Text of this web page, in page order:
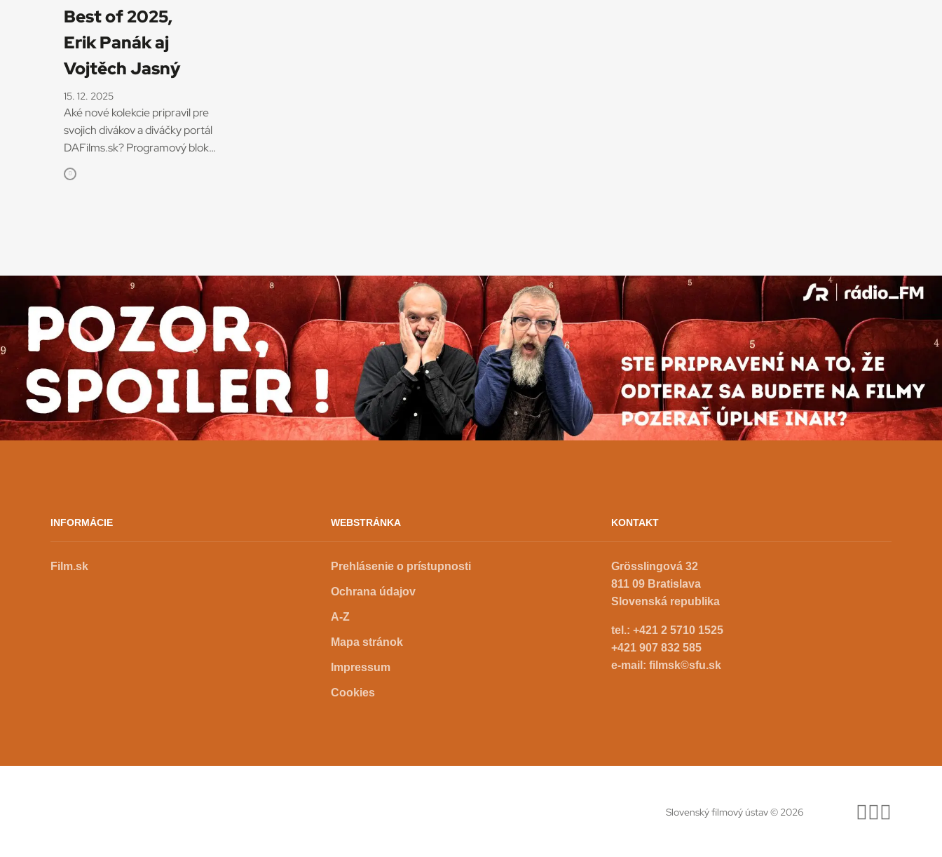
Best of 2025,
Erik Panák aj
Vojtěch Jasný
15. 12. 2025
Aké nové kolekcie pripravil pre
svojich divákov a diváčky portál
DAFilms.sk? Programový blok
In memoriam: Erik Panák
pripomína predčasne zosnulého
Trajkov, 2022), Fair Play (r.
Andrea Sedláčková, 2014) či
Jan Palach (r. Robert Sedláček,
2018). […]
INFORMÁCIE
Film.sk
WEBSTRÁNKA
Prehlásenie o prístupnosti
Ochrana údajov
A-Z
Mapa stránok
Impressum
Cookies
KONTAKT
Grösslingová 32
811 09 Bratislava
Slovenská republika
tel.: +421 2 5710 1525
+421 907 832 585
e-mail: filmsk©sfu.sk
Slovenský filmový ústav © 2026